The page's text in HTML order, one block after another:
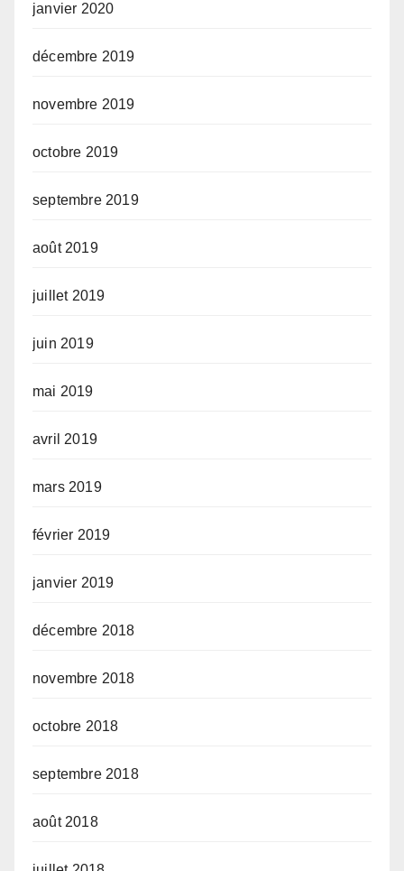
janvier 2020
décembre 2019
novembre 2019
octobre 2019
septembre 2019
août 2019
juillet 2019
juin 2019
mai 2019
avril 2019
mars 2019
février 2019
janvier 2019
décembre 2018
novembre 2018
octobre 2018
septembre 2018
août 2018